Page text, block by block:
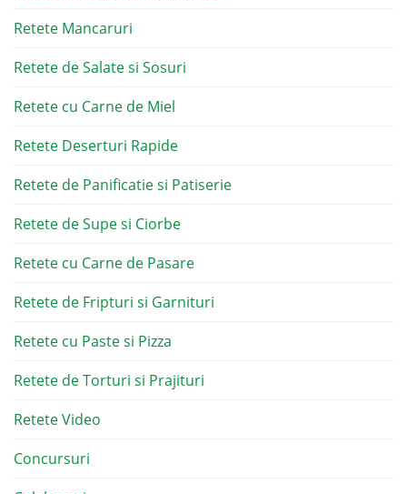
Retete Mancaruri
Retete de Salate si Sosuri
Retete cu Carne de Miel
Retete Deserturi Rapide
Retete de Panificatie si Patiserie
Retete de Supe si Ciorbe
Retete cu Carne de Pasare
Retete de Fripturi si Garnituri
Retete cu Paste si Pizza
Retete de Torturi si Prajituri
Retete Video
Concursuri